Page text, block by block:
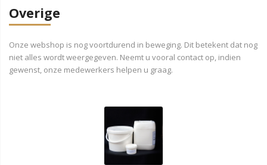
Overige
Onze webshop is nog voortdurend in beweging. Dit betekent dat nog
niet alles wordt weergegeven. Neemt u vooral contact op, indien
gewenst, onze medewerkers helpen u graag.